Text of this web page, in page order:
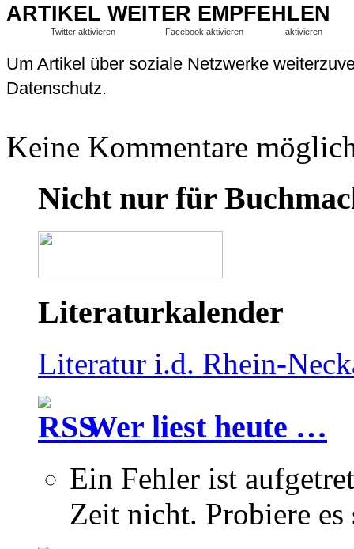
ARTIKEL WEITER EMPFEHLEN
Twitter aktivieren Facebook aktivieren aktivieren
Um Artikel über soziale Netzwerke
Datenschutz.
Keine Kommentare
Nicht nur für
Literaturkalender
Literatur i.d. Rhein-
Wer liest heute …
Ein Fehler ist
Zeit nicht. Probiere